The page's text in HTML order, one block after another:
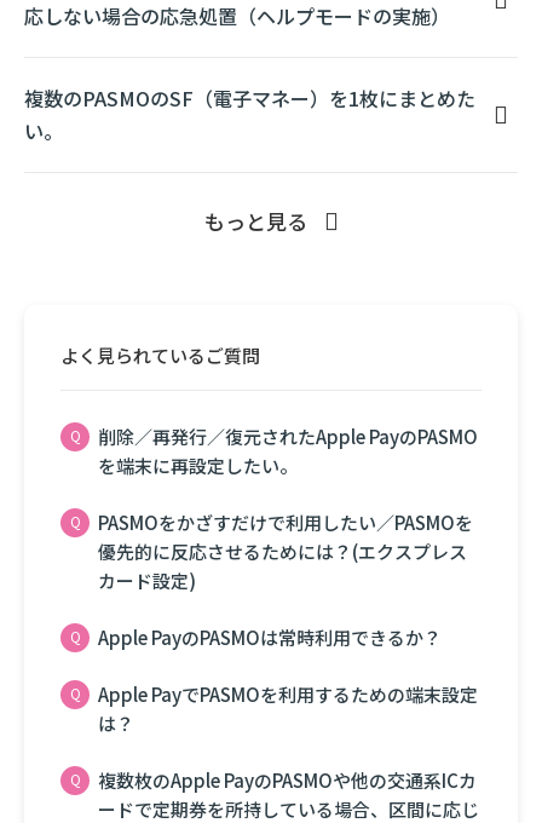
応しない場合の応急処置（ヘルプモードの実施）
複数のPASMOのSF（電子マネー）を1枚にまとめた
い。
もっと見る
よく見られているご質問
削除／再発行／復元されたApple PayのPASMO
を端末に再設定したい。
PASMOをかざすだけで利用したい／PASMOを
優先的に反応させるためには？(エクスプレス
カード設定)
Apple PayのPASMOは常時利用できるか？
Apple PayでPASMOを利用するための端末設定
は？
複数枚のApple PayのPASMOや他の交通系ICカ
ードで定期券を所持している場合、区間に応じ